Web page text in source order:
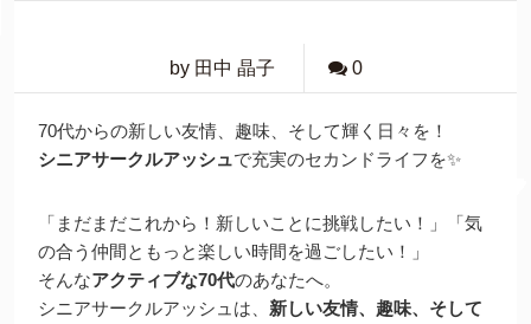
by 田中 晶子 0
70代からの新しい友情、趣味、そして輝く日々を！
シニアサークルアッシュで充実のセカンドライフを✨
「まだまだこれから！新しいことに挑戦したい！」「気
の合う仲間ともっと楽しい時間を過ごしたい！」
そんなアクティブな70代のあなたへ。
シニアサークルアッシュは、 新しい友情、趣味、そして